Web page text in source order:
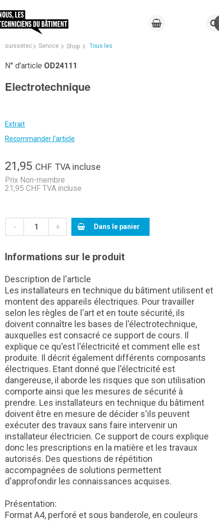
suissetec Service Shop Tous les
N° d’article OD24111
Electrotechnique
Extrait
Recommander l'article
21,95 CHF TVA incluse
Prix Non-membre
21,95 CHF TVA incluse
- + Dans le panier
Informations sur le produit
Description de l'article
Les installateurs en technique du bâtiment utilisent et
montent des appareils électriques. Pour travailler
selon les règles de l'art et en toute sécurité, ils
doivent connaître les bases de l'électrotechnique,
auxquelles est consacré ce support de cours. Il
explique ce qu'est l'électricité et comment elle est
produite. Il décrit également différents composants
électriques. Etant donné que l'électricité est
dangereuse, il aborde les risques que son utilisation
comporte ainsi que les mesures de sécurité à
prendre. Les installateurs en technique du bâtiment
doivent être en mesure de décider s'ils peuvent
exécuter des travaux sans faire intervenir un
installateur électricien. Ce support de cours explique
donc les prescriptions en la matière et les travaux
autorisés. Des questions de répétition
accompagnées de solutions permettent
d'approfondir les connaissances acquises.
Présentation:
Format A4, perforé et sous banderole, en couleurs